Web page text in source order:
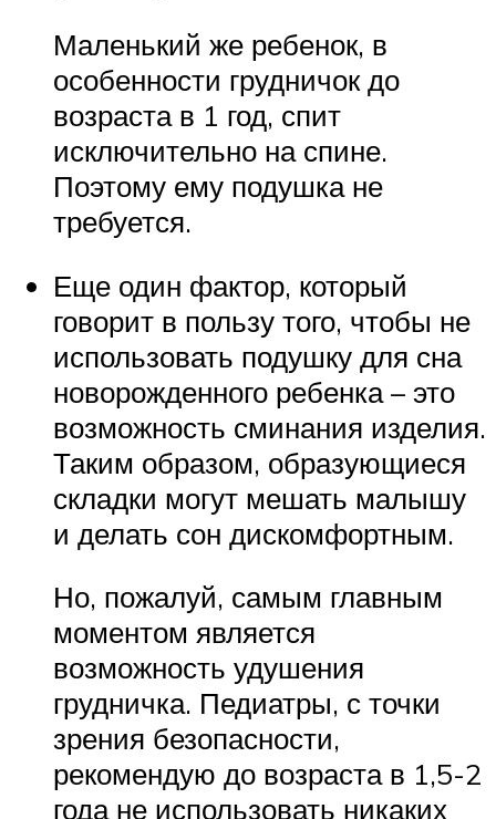
Маленький же ребенок, в
особенности грудничок до
возраста в 1 год, спит
исключительно на спине.
Поэтому ему подушка не
требуется.
Еще один фактор, который
говорит в пользу того, чтобы не
использовать подушку для сна
новорожденного ребенка – это
возможность сминания изделия.
Таким образом, образующиеся
складки могут мешать малышу
и делать сон дискомфортным.
Но, пожалуй, самым главным
моментом является
возможность удушения
грудничка. Педиатры, с точки
зрения безопасности,
рекомендую до возраста в 1,5-2
года не использовать никаких